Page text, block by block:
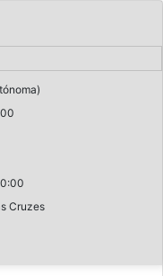
Cruzes